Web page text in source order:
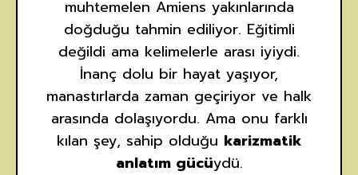
muhtemelen Amiens yakınlarında
doğduğu tahmin ediliyor. Eğitimli
değildi ama kelimelerle arası iyiydi.
İnanç dolu bir hayat yaşıyor,
manastırlarda zaman geçiriyor ve halk
arasında dolaşıyordu. Ama onu farklı
kılan şey, sahip olduğu karizmatik
anlatım gücüydü.